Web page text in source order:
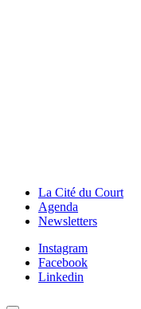
La Cité du Court
Agenda
Newsletters
Instagram
Facebook
Linkedin